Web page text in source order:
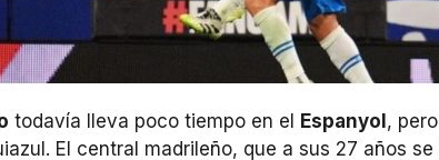
todavía lleva poco tiempo en el Espanyol ,
El central madrileño, que a sus 27 años